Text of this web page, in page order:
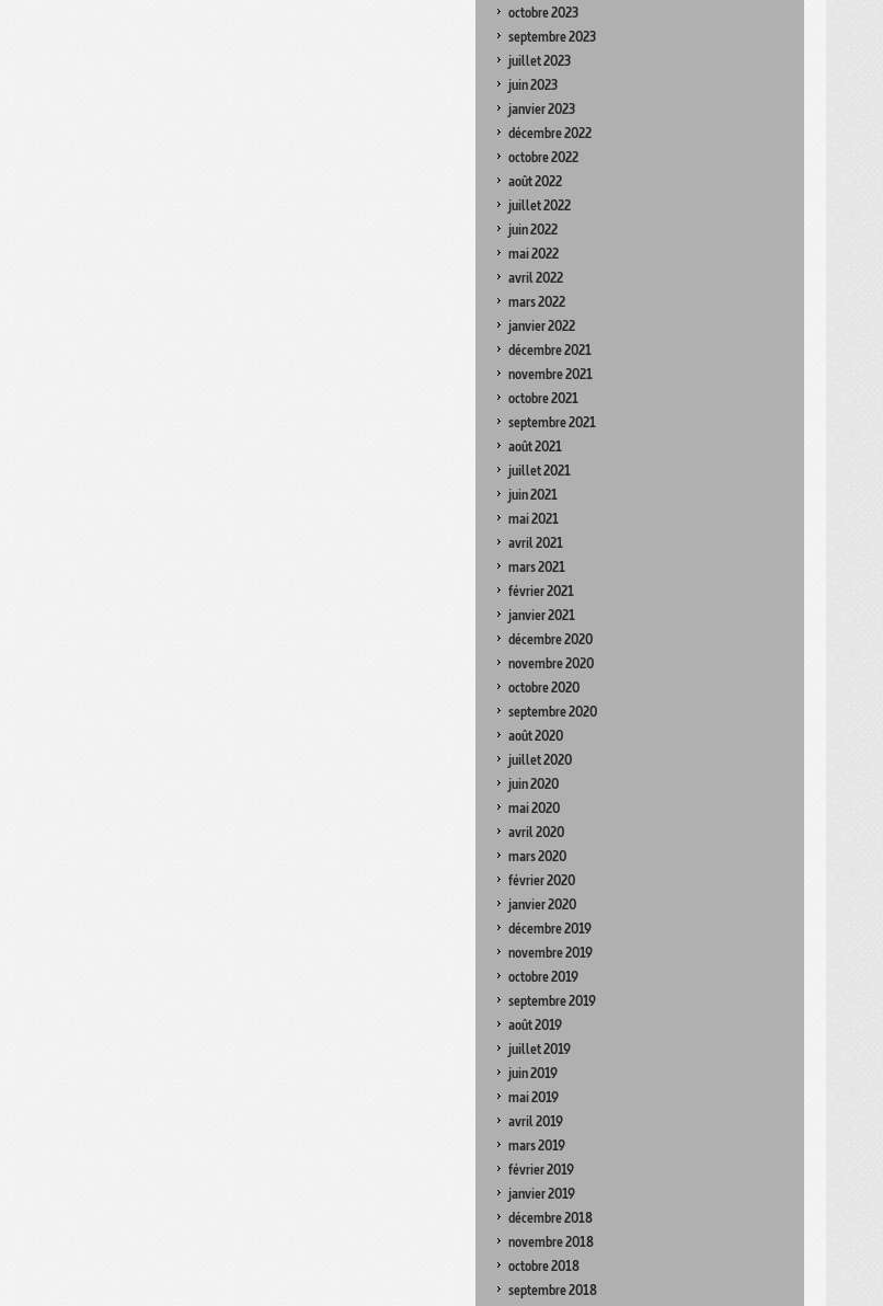
octobre 2023
septembre 2023
juillet 2023
juin 2023
janvier 2023
décembre 2022
octobre 2022
août 2022
juillet 2022
juin 2022
mai 2022
avril 2022
mars 2022
janvier 2022
décembre 2021
novembre 2021
octobre 2021
septembre 2021
août 2021
juillet 2021
juin 2021
mai 2021
avril 2021
mars 2021
février 2021
janvier 2021
décembre 2020
novembre 2020
octobre 2020
septembre 2020
août 2020
juillet 2020
juin 2020
mai 2020
avril 2020
mars 2020
février 2020
janvier 2020
décembre 2019
novembre 2019
octobre 2019
septembre 2019
août 2019
juillet 2019
juin 2019
mai 2019
avril 2019
mars 2019
février 2019
janvier 2019
décembre 2018
novembre 2018
octobre 2018
septembre 2018